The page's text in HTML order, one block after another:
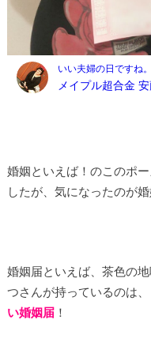
婚姻といえば！のこのポ
したが、気になったのが婚
婚姻届といえば、茶色の
つさんが持っているのは、
い婚姻届！